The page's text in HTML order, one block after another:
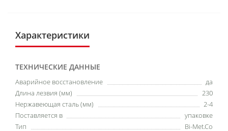
Характеристики
ТЕХНИЧЕСКИЕ ДАННЫЕ
Аварийное восстановление
да
Длина лезвия (мм)
230
Нержавеющая сталь (мм)
2-4
Поставляется в
упаковке
Тип
Bi-Met.Co